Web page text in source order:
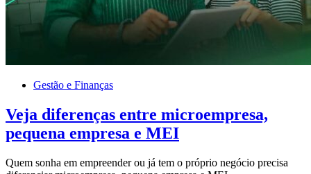
Gestão e Finanças
Veja diferenças entre microempresa,
pequena empresa e MEI
Quem sonha em empreender ou já tem o próprio negócio precisa